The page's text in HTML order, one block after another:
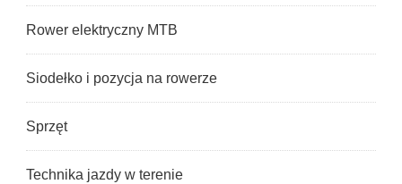
Rower elektryczny MTB
Siodełko i pozycja na rowerze
Sprzęt
Technika jazdy w terenie